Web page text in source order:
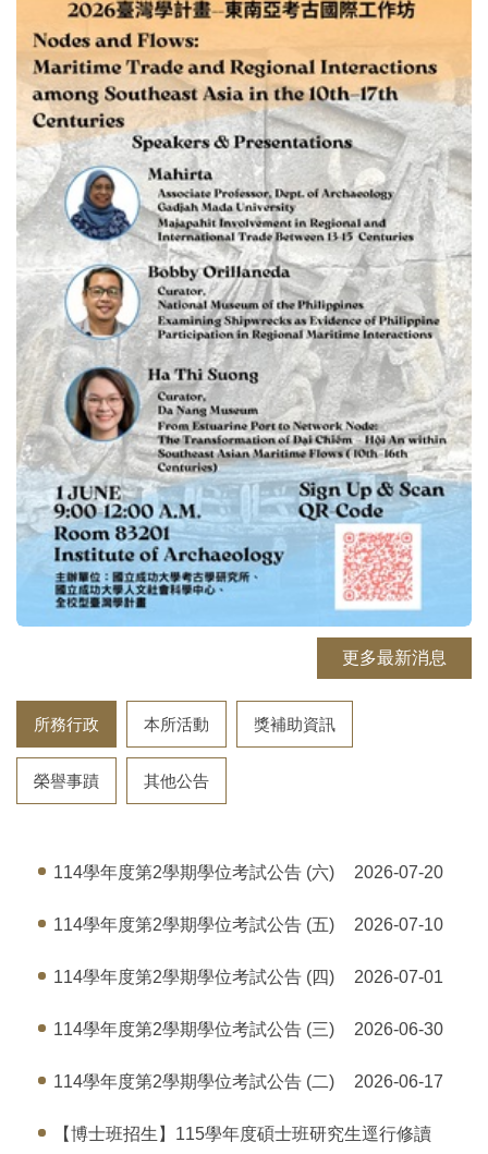
更多最新消息
所務行政 本所活動 獎補助資訊
榮譽事蹟 其他公告
114學年度第2學期學位考試公告 (六) 2026-07-20
114學年度第2學期學位考試公告 (五) 2026-07-10
114學年度第2學期學位考試公告 (四) 2026-07-01
114學年度第2學期學位考試公告 (三) 2026-06-30
114學年度第2學期學位考試公告 (二) 2026-06-17
【博士班招生】115學年度碩士班研究生逕行修讀